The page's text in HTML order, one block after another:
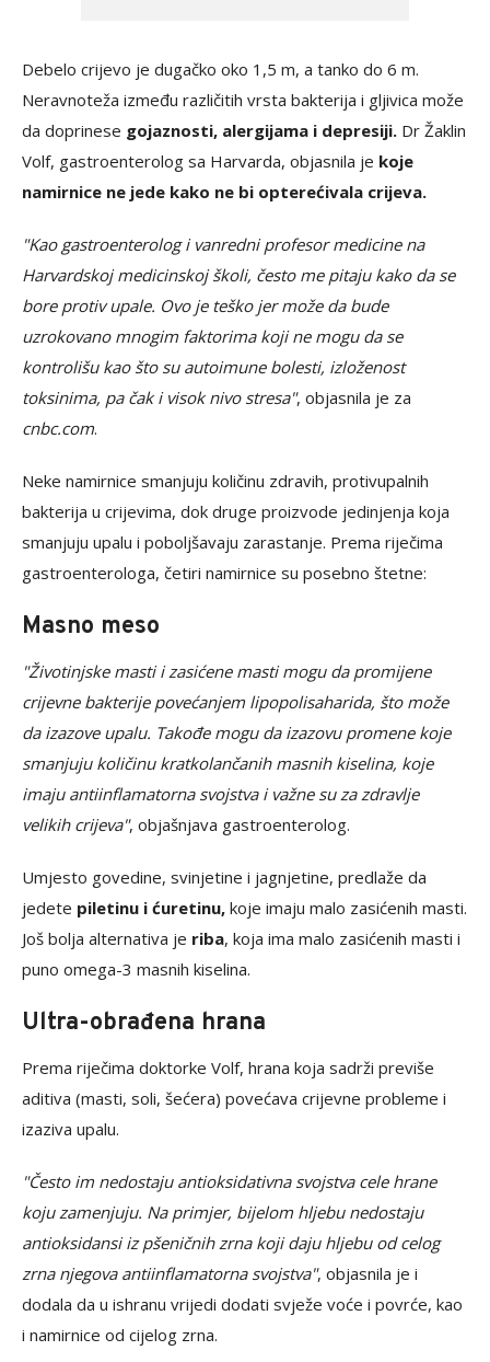
Debelo crijevo je dugačko oko 1,5 m, a tanko do 6 m.
Neravnoteža između različitih vrsta bakterija i gljivica može
da doprinese gojaznosti, alergijama i depresiji. Dr Žaklin
Volf, gastroenterolog sa Harvarda, objasnila je koje
namirnice ne jede kako ne bi opterećivala crijeva.
"Kao gastroenterolog i vanredni profesor medicine na
Harvardskoj medicinskoj školi, često me pitaju kako da se
bore protiv upale. Ovo je teško jer može da bude
uzrokovano mnogim faktorima koji ne mogu da se
kontrolišu kao što su autoimune bolesti, izloženost
toksinima, pa čak i visok nivo stresa", objasnila je za
cnbc.com.
Neke namirnice smanjuju količinu zdravih, protivupalnih
bakterija u crijevima, dok druge proizvode jedinjenja koja
smanjuju upalu i poboljšavaju zarastanje. Prema riječima
gastroenterologa, četiri namirnice su posebno štetne:
Masno meso
"Životinjske masti i zasićene masti mogu da promijene
crijevne bakterije povećanjem lipopolisaharida, što može
da izazove upalu. Takođe mogu da izazovu promene koje
smanjuju količinu kratkolančanih masnih kiselina, koje
imaju antiinflamatorna svojstva i važne su za zdravlje
velikih crijeva", objašnjava gastroenterolog.
Umjesto govedine, svinjetine i jagnjetine, predlaže da
jedete piletinu i ćuretinu, koje imaju malo zasićenih masti.
Još bolja alternativa je riba, koja ima malo zasićenih masti i
puno omega-3 masnih kiselina.
Ultra-obrađena hrana
Prema riječima doktorke Volf, hrana koja sadrži previše
aditiva (masti, soli, šećera) povećava crijevne probleme i
izaziva upalu.
"Često im nedostaju antioksidativna svojstva cele hrane
koju zamenjuju. Na primjer, bijelom hljebu nedostaju
antioksidansi iz pšeničnih zrna koji daju hljebu od celog
zrna njegova antiinflamatorna svojstva", objasnila je i
dodala da u ishranu vrijedi dodati svježe voće i povrće, kao
i namirnice od cijelog zrna.